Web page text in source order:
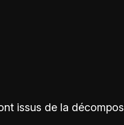
issus de la